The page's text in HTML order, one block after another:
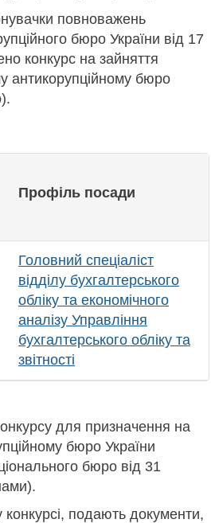
повноважень
бюро України від 17
конкурс на зайняття
антикорупційному бюро
Профіль посади
Головний спеціаліст
відділу бухгалтерського
обліку та економічного
аналізу Управління
бухгалтерського обліку та
звітності
для призначення на
бюро України
бюро від 31
подають документи,